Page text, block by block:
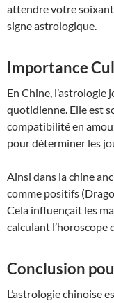
attendre votre
signe astrologique.
Importance
En Chine,
quotidienne. Elle est
compatibilité en
pour déterminer les
Ainsi dans la chine
comme positifs
Cela influençait les
calculant l’horoscope
Conclusion
L’astrologie chinoise